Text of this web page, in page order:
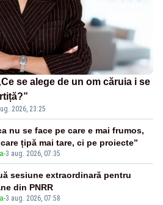
se alege de un om căruia i se
2026, 23:25
-3 aug. 2026, 07:35
nu se face pe care e mai frumos,
țipă mai tare, ci pe proiecte”
-3 aug. 2026, 07:58
sesiune extraordinară pentru
din PNRR